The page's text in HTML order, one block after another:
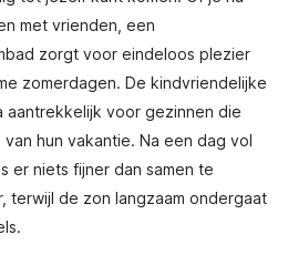
met vrienden, een
zorgt voor eindeloos plezier
zomerdagen. De kindvriendelijke
aantrekkelijk voor gezinnen die
hun vakantie. Na een dag vol
er niets fijner dan samen te
terwijl de zon langzaam ondergaat